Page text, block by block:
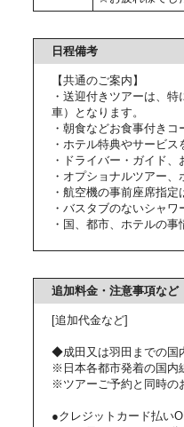
日程備考
【共通のご案内】
・送迎付きツアーは、
車）となります。
・朝食などお食事付き
・ホテル特典やサービ
・ドライバー・ガイド
・オプショナルツアー
・航空機の事前座席指
・バスタブのないシャワ
・国、都市、ホテルの
追加料金・注意事項など
[追加代金など]
◆成田又は羽田までの国
※日本各都市発着の国内
※ツアーご予約と同時の
●クレジットカード払い